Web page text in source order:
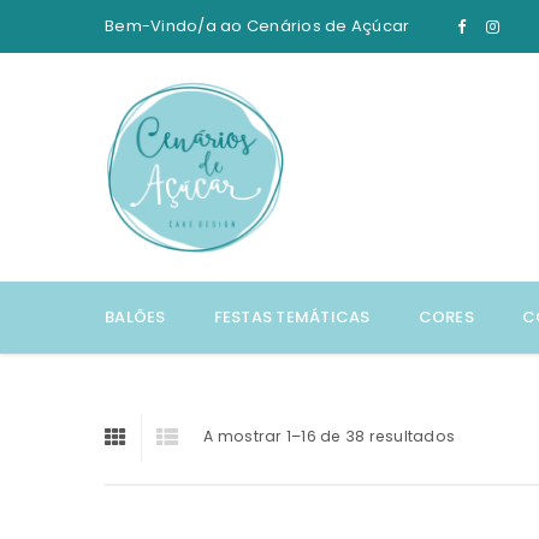
Bem-Vindo/a ao Cenários de Açúcar
BALÕES FESTAS TEMÁTICAS CORES
A mostrar 1–16 de 38 resultados